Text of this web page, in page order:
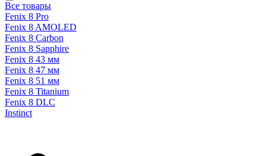
Все товары
Fenix 8 Pro
Fenix 8 AMOLED
Fenix 8 Carbon
Fenix 8 Sapphire
Fenix 8 43 мм
Fenix 8 47 мм
Fenix 8 51 мм
Fenix 8 Titanium
Fenix 8 DLC
Instinct